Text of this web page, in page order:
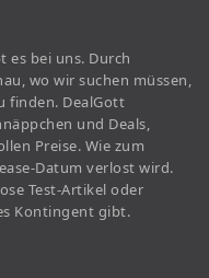
es bei uns. Durch
wo wir suchen müssen,
finden. DealGott
und Deals,
Preise. Wie zum
Datum verlost wird.
Test-Artikel oder
Kontingent gibt.